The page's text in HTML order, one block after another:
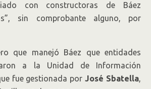
con constructoras de Báez
sin comprobante alguno, por
que manejó Báez que entidades
a la Unidad de Información
fue gestionada porJosé Sbatella,